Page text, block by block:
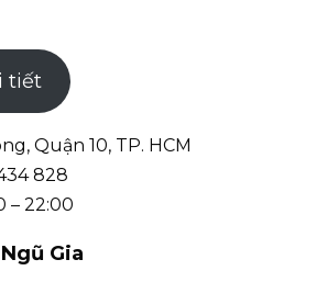
tiết
Quận 10, TP. HCM
828
– 22:00
Gia